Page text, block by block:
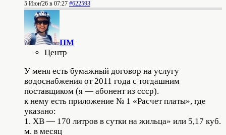
5 Июн'26 в 07:27 #622593
ПМ
Центр
У меня есть бумажный договор на услугу
водоснабжения от 2011 года с тогдашним
поставщиком (я — абонент из ссср).
к нему есть приложение № 1 «Расчет платы», где
указано:
1. ХВ — 170 литров в сутки на жильца» или 5,17 куб.
м. в месяц